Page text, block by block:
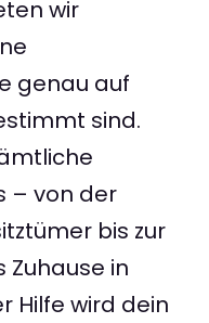
wir
genau auf
sind.
– von der
bis zur
Zuhause in
Hilfe wird dein